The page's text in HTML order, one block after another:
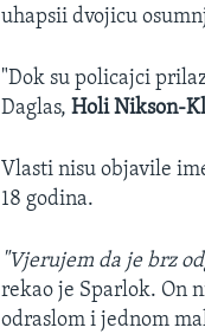
uhapsii dvojicu
"Dok su policajci
Daglas,Holi Nikson-
Vlasti nisu objavile
18 godina.
"Vjerujem da je brz
rekao je Sparlok. On
odraslom i jednom